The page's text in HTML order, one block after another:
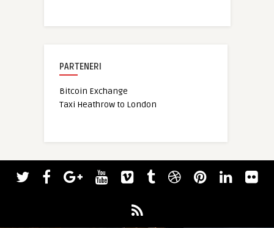
PARTENERI
Bitcoin Exchange
Taxi Heathrow to London